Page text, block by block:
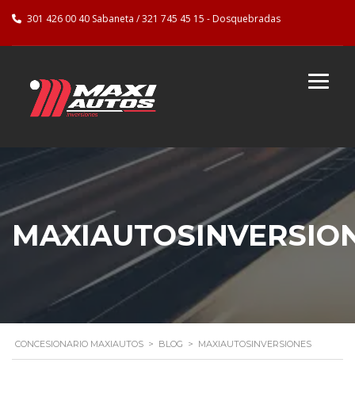
301 426 00 40 Sabaneta / 321 745 45 15 - Dosquebradas
CONCESIONARIO MAXIAUTOS > BLOG > MAXIAUTOSINVERSIONES